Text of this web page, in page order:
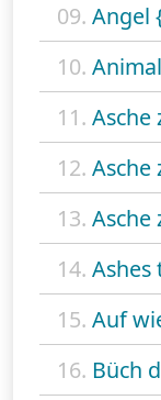
09. Angel
10. Animal
11. Asche
12. Asche
13. Asche
14. Ashes
15. Auf
16. Büch